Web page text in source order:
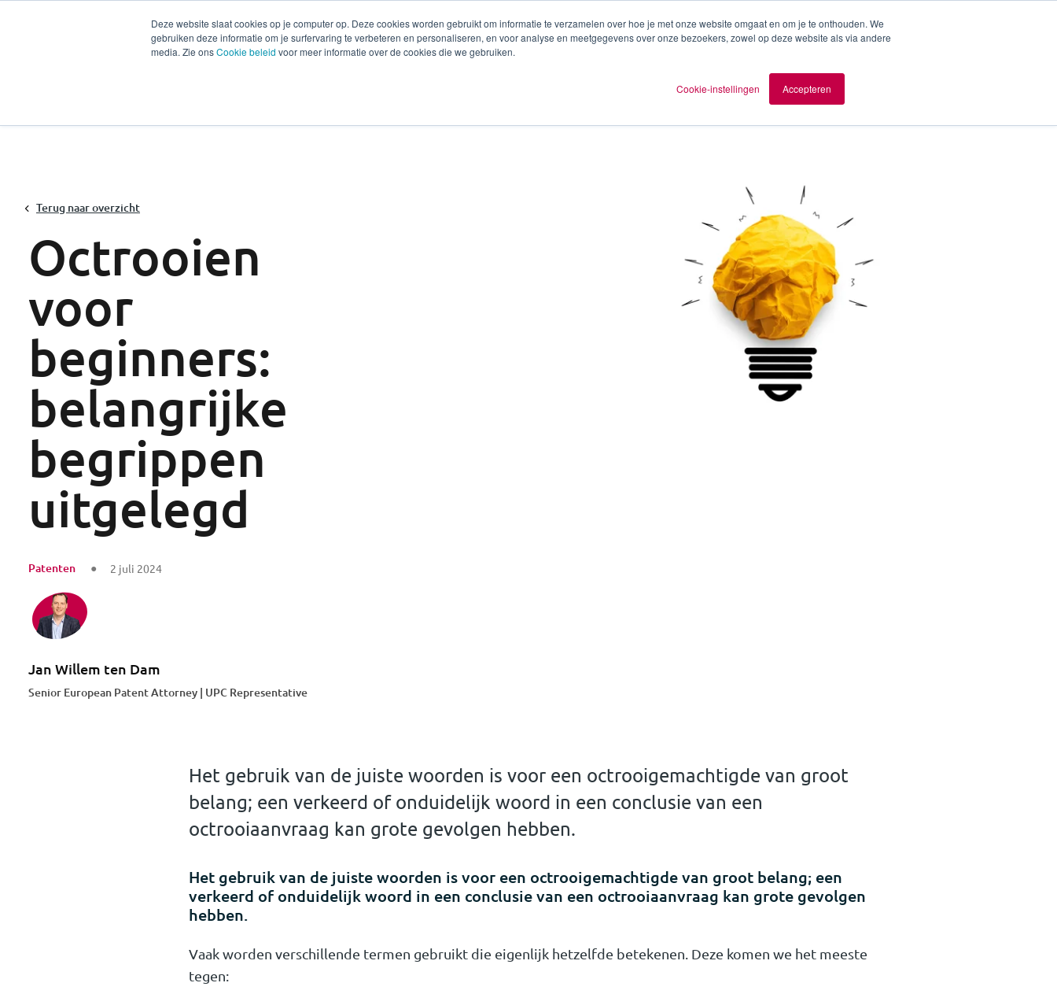
Deze website slaat cookies op je computer op. Deze cookies worden gebruikt om informatie te verzamelen over hoe je met onze website omgaat en om je te onthouden. We
gebruiken deze informatie om je surfervaring te verbeteren en personaliseren, en voor analyse en meetgegevens over onze bezoekers, zowel op deze website als via andere
media. Zie onsCookie beleid voor meer informatie over de cookies die we gebruiken.
Cookie-instellingen Accepteren
Diensten Sectoren Experts
Terug naar overzicht
Octrooien
voor
beginners:
belangrijke
begrippen
uitgelegd
Patenten 2 juli 2024
Jan Willem ten Dam
Senior European Patent Attorney | UPC Representative
Het gebruik van de juiste woorden is voor een octrooigemachtigde van groot
belang; een verkeerd of onduidelijk woord in een conclusie van een
octrooiaanvraag kan grote gevolgen hebben.
Het gebruik van de juiste woorden is voor een octrooigemachtigde van groot belang; een
verkeerd of onduidelijk woord in een conclusie van een octrooiaanvraag kan grote gevolgen
hebben.
Vaak worden verschillende termen gebruikt die eigenlijk hetzelfde betekenen. Deze komen we het meeste
tegen: